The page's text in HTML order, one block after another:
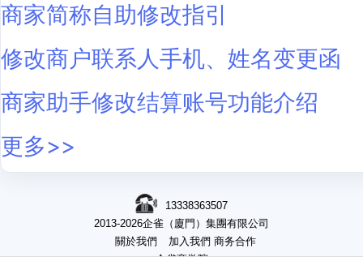
商家简称自助修改指引
修改商户联系人手机、姓名变更函
商家助手修改结算账号功能介绍
更多>>
13338363507
2013-2026企雀（廈門）集團有限公司
關於我們
加入我們 商务合作